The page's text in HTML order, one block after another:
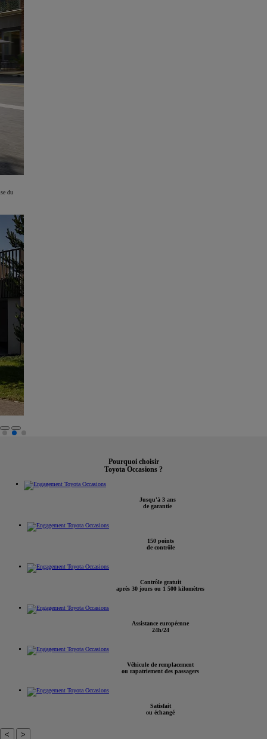
du
Pourquoi choisir
Toyota Occasions ?
Jusqu'à 3 ans
de garantie
150 points
de contrôle
Contrôle gratuit
après 30 jours ou 1 500 kilomètres
Assistance européenne
24h/24
Véhicule de remplacement
ou rapatriement des passagers
Satisfait
ou échangé
< >